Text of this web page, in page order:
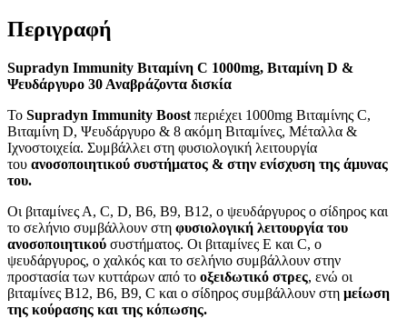
Περιγραφή
Supradyn Immunity Βιταμίνη C 1000mg, Βιταμίνη D &
Ψευδάργυρο 30 Αναβράζοντα δισκία
To Supradyn Immunity Boost περιέχει 1000mg Βιταμίνης C,
Βιταμίνη D, Ψευδάργυρο & 8 ακόμη Βιταμίνες, Μέταλλα &
Ιχνοστοιχεία. Συμβάλλει στη φυσιολογική λειτουργία
του ανοσοποιητικού συστήματος & στην ενίσχυση της άμυνας
του.
Οι βιταμίνες Α, C, D, Β6, Β9, Β12, ο ψευδάργυρος ο σίδηρος και
το σελήνιο συμβάλλουν στη φυσιολογική λειτουργία του
ανοσοποιητικού συστήματος. Οι βιταμίνες Ε και C, ο
ψευδάργυρος, ο χαλκός και το σελήνιο συμβάλλουν στην
προστασία των κυττάρων από το οξειδωτικό στρες, ενώ οι
βιταμίνες B12, B6, Β9, C και ο σίδηρος συμβάλλουν στη μείωση
της κούρασης και της κόπωσης.